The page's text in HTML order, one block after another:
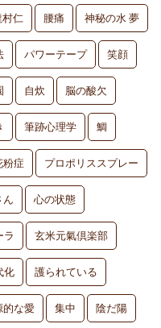
村仁 腰痛 神秘の水 夢
パワーテープ 笑顔
自炊 脳の酸欠
筆跡心理学 鯛
粉症 プロポリススプレー
ん 心の状態
ラ 玄米元氣倶楽部
化 護られている
的な愛 集中 陰だ陽